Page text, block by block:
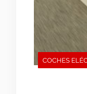
COCHES